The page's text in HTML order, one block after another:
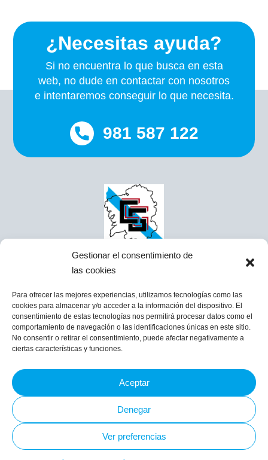
Gestionar el consentimiento de
las cookies
Para ofrecer las mejores experiencias, utilizamos tecnologías como las
cookies para almacenar y/o acceder a la información del dispositivo. El
consentimiento de estas tecnologías nos permitirá procesar datos como el
comportamiento de navegación o las identificaciones únicas en este sitio.
No consentir o retirar el consentimiento, puede afectar negativamente a
ciertas características y funciones.
Aceptar
Denegar
Ver preferencias
¿Necesitas ayuda?
Si no encuentra lo que busca en esta
web, no dude en contactar con nosotros
e intentaremos conseguir lo que necesita.
981 587 122
Compostela
info@cgomez.net
Atendemos por Whatsapp 607 439 343
Política de cookies
Política de privacidad
Diseño web